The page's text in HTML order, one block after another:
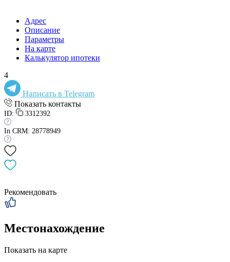
Адрес
Описание
Параметры
На карте
Калькулятор ипотеки
4
Написать в Telegram
Показать контакты
ID: 3312392
In CRM: 28778949
Рекомендовать
Местонахождение
Показать на карте